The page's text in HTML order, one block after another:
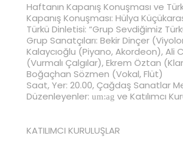
Haftanın Kapanış Konuşması ve
Kapanış Konuşması: Hülya
Türkü Dinletisi: “Grup Sevdiğimiz
Grup Sanatçıları: Bekir Dinçer
Kalaycıoğlu (Piyano, Akordeon), Ali
(Vurmalı Çalgılar), Ekrem Öztan
Boğaçhan Sözmen (Vokal, Flüt)
Saat, Yer: 20.00, Çağdaş Sanatlar
Düzenleyenler: um:ag ve Katılımcı
KATILIMCI KURULUŞLAR